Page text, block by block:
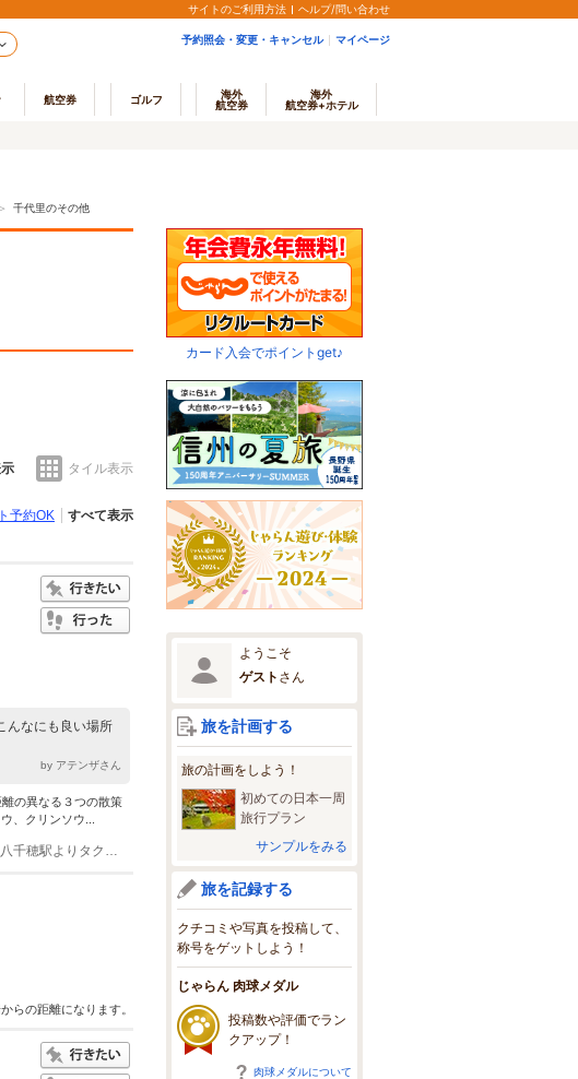
サイトのご利用方法 ヘルプ/問い合わせ
予約照会・変更・キャンセル マイページ
航空券 ゴルフ
海外
航空券
海外
航空券+ホテル
＞ 千代里のその他
タイル表示
予約OK すべて表示
なにも良い場所
by アテンザさん
の異なる３つの散策
、クリンソウ...
(1)車:上信越道佐久ICよりR141、R299経由1時間 電車:JR小海線八千穂駅よりタクシー30分
らの距離になります。
カード入会でポイントget♪
ようこそ
ゲスト さん
旅を計画する
旅の計画をしよう！
初めての日本一周
旅行プラン
サンプルをみる
旅を記録する
クチコミや写真を投稿して、
称号をゲットしよう！
じゃらん 肉球メダル
投稿数や評価でラン
クアップ！
肉球メダルについて